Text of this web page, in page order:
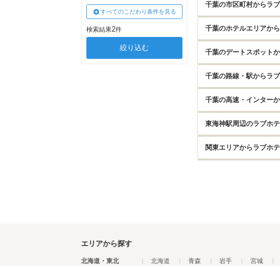
千葉の市区町村からラ
千葉のホテルエリアか
千葉のデートスポット
千葉の路線・駅からラ
千葉の高速・インター
東海神駅周辺のラブホ
関東エリアからラブホ
すべてのこだわり条件を見る
検索結果2件
エリアから探す
北海道・東北 北海道 青森 岩手 宮城